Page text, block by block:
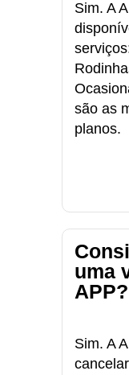
Sim. A
são as
planos.
uma
APP?
Sim. A